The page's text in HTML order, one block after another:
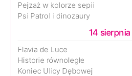
Pejzaż w kolorze sepii
Psi Patrol i dinozaury
14 sierpnia
Flavia de Luce
Historie równoległe
Koniec Ulicy Dębowej